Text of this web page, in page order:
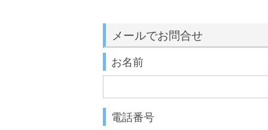
メールでお問合せ
お名前
電話番号